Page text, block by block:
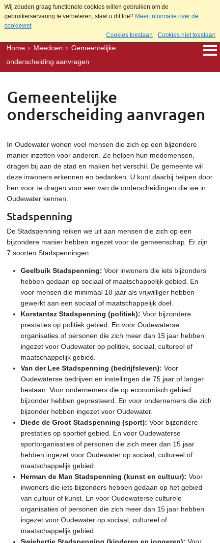
Wij zouden graag functionele cookies willen gebruiken om de
gebruikerservaring te verbeteren, staat u dit toe? Meer informatie over de
cookiewet
Cookies toestaan
Cookies niet toestaan
Home Meedoen
Gemeentelijke
onderscheiding aanvragen
Gemeentelijke
onderscheiding aanvragen
In Oudewater wonen veel mensen die zich op een bijzondere
manier inzetten voor anderen. Ze helpen hun medemensen,
dragen bij aan de stad en maken het verschil. De gemeente wil
deze inwoners erkennen en bedanken. U kunt daarbij helpen door
hen voor te dragen voor een van de onderscheidingen die we in
Oudewater kennen.
Stadspenning
De Stadspenning reiken we uit aan mensen die zich op een
bijzondere manier hebben ingezet voor de gemeenschap. Er zijn
7 soorten Stadspenningen.
Geelbuik Stadspenning:Voor inwoners die iets bijzonders
hebben gedaan op sociaal of maatschappelijk gebied. En
voor mensen die minimaal 10 jaar als vrijwilliger hebben
gewerkt aan een sociaal of maatschappelijk doel.
Korstantsz Stadspenning (politiek):Voor bijzondere
prestaties op politiek gebied. En voor Oudewaterse
organisaties of personen die zich meer dan 15 jaar hebben
ingezet voor Oudewater op politiek, sociaal, cultureel of
maatschappelijk gebied.
Van der Lee Stadspenning (bedrijfsleven):Voor
Oudewaterse bedrijven en instellingen die 75 jaar of langer
bestaan. Voor ondernemers die op economisch gebied
bijzonder hebben gepresteerd. En voor ondernemers die zich
bijzonder hebben ingezet voor Oudewater.
Diede de Groot Stadspenning (sport):Voor bijzondere
prestaties op sportief gebied. En voor Oudewaterse
sportorganisaties of personen die zich meer dan 15 jaar
hebben ingezet voor Oudewater op sociaal, cultureel of
maatschappelijk gebied.
Herman de Man Stadspenning (kunst en cultuur):Voor
inwoners die iets bijzonders hebben gedaan op het gebied
van cultuur of kunst. En voor Oudewaterse culturele
organisaties of personen die zich meer dan 15 jaar hebben
ingezet voor Oudewater op sociaal, cultureel of
maatschappelijk gebied.